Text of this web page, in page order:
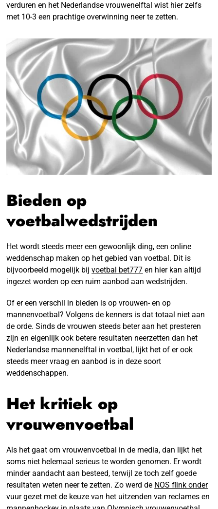
verduren en het Nederlandse vrouwenelftal wist hier zelfs
met 10-3 een prachtige overwinning neer te zetten.
Bieden op
voetbalwedstrijden
Het wordt steeds meer een gewoonlijk ding, een online
weddenschap maken op het gebied van voetbal. Dit is
bijvoorbeeld mogelijk bijvoetbal bet777 en hier kan altijd
ingezet worden op een ruim aanbod aan wedstrijden.
Of er een verschil in bieden is op vrouwen- en op
mannenvoetbal? Volgens de kenners is dat totaal niet aan
de orde. Sinds de vrouwen steeds beter aan het presteren
zijn en eigenlijk ook betere resultaten neerzetten dan het
Nederlandse mannenelftal in voetbal, lijkt het of er ook
steeds meer vraag en aanbod is in deze soort
weddenschappen.
Het kritiek op
vrouwenvoetbal
Als het gaat om vrouwenvoetbal in de media, dan lijkt het
soms niet helemaal serieus te worden genomen. Er wordt
minder aandacht aan besteed, terwijl ze toch zelf goede
resultaten weten neer te zetten. Zo werd de NOS flink onder
vuurgezet met de keuze van het uitzenden van reclames en